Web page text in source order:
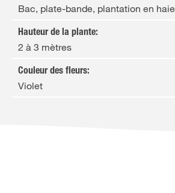
Bac, plate-bande, plantation en haie
Hauteur de la plante:
2 à 3 mètres
Couleur des fleurs:
Violet